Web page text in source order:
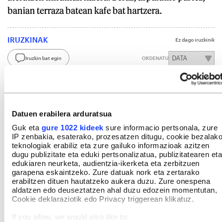
Datuen erabilera arduratsua
Guk eta gure 1022 kideek sure informacio pertsonala, zure
IP zenbakia, esaterako, prozesatzen ditugu, cookie bezalako
teknologiak erabiliz eta zure gailuko informazioak azitzen
dugu publizitate eta eduki pertsonalizatua, publizitatearen eta
edukiaren neurketa, audientzia-ikerketa eta zerbitzuen
garapena eskaintzeko. Zure datuak nork eta zertarako
erabiltzen dituen hautatzeko aukera duzu. Zure onespena
aldatzen edo deuseztatzen ahal duzu edozein momentutan,
Cookie deklaraziotik edo Privacy triggerean klikatuz.
If you allow, we would also like to:
banian terraza batean kafe bat hartzera.
IRUZKINAK Ez dago iruzkinik
Iruzkin bat egin ORDENATU